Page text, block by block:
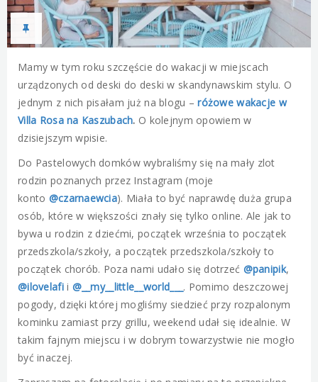
Mamy w tym roku szczęście do wakacji w miejscach
urządzonych od deski do deski w skandynawskim stylu. O
jednym z nich pisałam już na blogu –różowe wakacje w
Villa Rosa na Kaszubach. O kolejnym opowiem w
dzisiejszym wpisie.
Do Pastelowych domków wybraliśmy się na mały zlot
rodzin poznanych przez Instagram (moje
konto @czarnaewcia). Miała to być naprawdę duża grupa
osób, które w większości znały się tylko online. Ale jak to
bywa u rodzin z dziećmi, początek września to początek
przedszkola/szkoły, a początek przedszkola/szkoły to
początek chorób. Poza nami udało się dotrzeć @panipik,
@ilovelafii @__my__little__world___ . Pomimo deszczowej
pogody, dzięki której mogliśmy siedzieć przy rozpalonym
kominku zamiast przy grillu, weekend udał się idealnie. W
takim fajnym miejscu i w dobrym towarzystwie nie mogło
być inaczej.